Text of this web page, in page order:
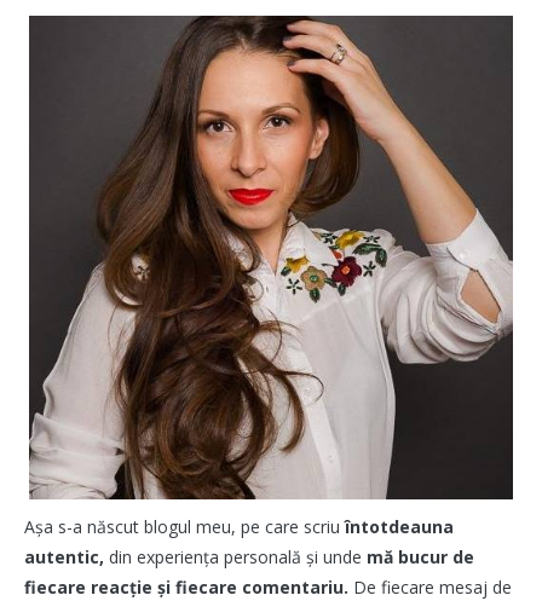
Așa s-a născut blogul meu, pe care scriuîntotdeauna
autentic, din experiența personală și unde mă bucur de
fiecare reacție și fiecare comentariu. De fiecare mesaj de